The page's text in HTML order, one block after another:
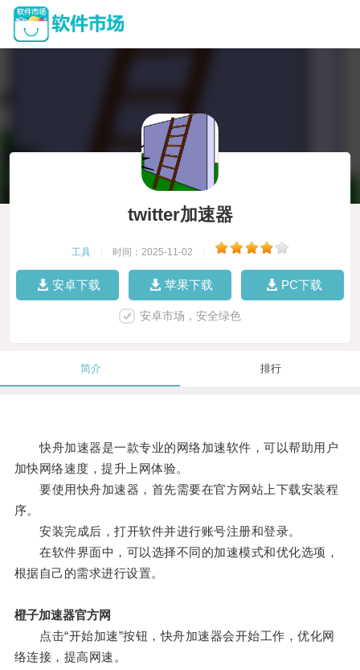
twitter加速器
工具 时间：2025-11-02
安卓下载 苹果下载 PC下载
安卓市场，安全绿色
简介 排行
快舟加速器是一款专业的网络加速软件，可以帮助用户
加快网络速度，提升上网体验。
要使用快舟加速器，首先需要在官方网站上下载安装程
序。
安装完成后，打开软件并进行账号注册和登录。
在软件界面中，可以选择不同的加速模式和优化选项，
根据自己的需求进行设置。
橙子加速器官方网
点击“开始加速”按钮，快舟加速器会开始工作，优化网
络连接，提高网速。